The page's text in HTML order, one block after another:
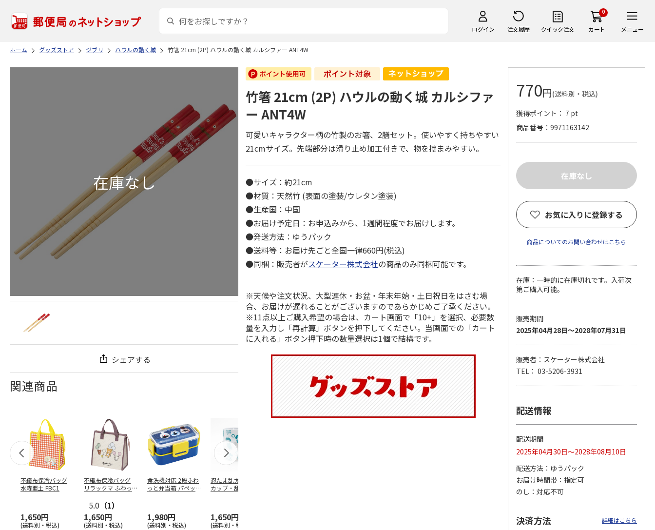
ログイン 注文履歴 クイック注文
0
カート メニュー
ホーム グッズストア ジブリ ハウルの動く城 竹箸 21cm (2P) ハウルの動く城 カルシファー ANT4W
シェアする
関連商品
不織布保冷バッグ
水森亜土 FBC1
1,650円
(送料別・税込)
不織布保冷バッグ
リラックマ ふわっ
5.0 （1）
1,650円
(送料別・税込)
食洗機対応 2段ふわ
っと弁当箱 パペッ
1,980円
(送料別・税込)
忍たま乱太郎 マグ
カップ・乱太郎・き
1,650円
(送料別・税込)
コーデュロイ生地ラ
ンチバッグ ハロー
キティ KCOB2
2,200円
(送料別・税込)
4,510円
(送料別・税込)
竹箸 21cm (2P) ハウルの動く城 カルシファ
ー ANT4W
可愛いキャラクター柄の竹製のお箸、2膳セット。使いやすく持ちやすい
21cmサイズ。先端部分は滑り止め加工付きで、物を摘まみやすい。
●サイズ：約21cm
●材質：天然竹 (表面の塗装/ウレタン塗装)
●生産国：中国
●お届け予定日：お申込みから、1週間程度でお届けします。
●発送方法：ゆうパック
●送料等：お届け先ごと全国一律660円(税込)
●同梱：販売者がスケーター株式会社の商品のみ同梱可能です。
※天候や注文状況、大型連休・お盆・年末年始・土日祝日をはさむ場
合、お届けが遅れることがございますのであらかじめご了承ください。
※11点以上ご購入希望の場合は、カート画面で「10+」を選択、必要数
量を入力し「再計算」ボタンを押下してください。当画面での「カート
に入れる」ボタン押下時の数量選択は1個で結構です。
770円(送料別・税込)
獲得ポイント： 7 pt
商品番号
9971163142
お気に入りに登録する
商品についてのお問い合わせはこちら
在庫：一時的に在庫切れです。入荷次
第ご購入可能。
販売期間
2025年04月28日～2028年07月31日
販売者：スケーター株式会社
TEL： 03-5206-3931
配送情報
配送期間
2025年04月30日～2028年08月10日
配送方法
ゆうパック
お届け時間帯
指定可
のし
対応不可
決済方法 詳細はこちら